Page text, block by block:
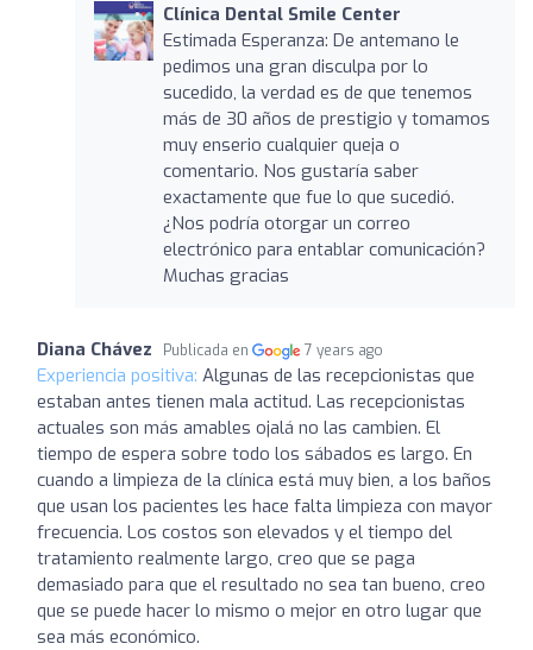
Clínica Dental Smile Center
Estimada Esperanza: De antemano le
pedimos una gran disculpa por lo
sucedido, la verdad es de que tenemos
más de 30 años de prestigio y tomamos
muy enserio cualquier queja o
comentario. Nos gustaría saber
exactamente que fue lo que sucedió.
¿Nos podría otorgar un correo
electrónico para entablar comunicación?
Muchas gracias
Diana Chávez Publicada en 7 years ago
Experiencia positiva: Algunas de las recepcionistas que
estaban antes tienen mala actitud. Las recepcionistas
actuales son más amables ojalá no las cambien. El
tiempo de espera sobre todo los sábados es largo. En
cuando a limpieza de la clínica está muy bien, a los baños
que usan los pacientes les hace falta limpieza con mayor
frecuencia. Los costos son elevados y el tiempo del
tratamiento realmente largo, creo que se paga
demasiado para que el resultado no sea tan bueno, creo
que se puede hacer lo mismo o mejor en otro lugar que
sea más económico.